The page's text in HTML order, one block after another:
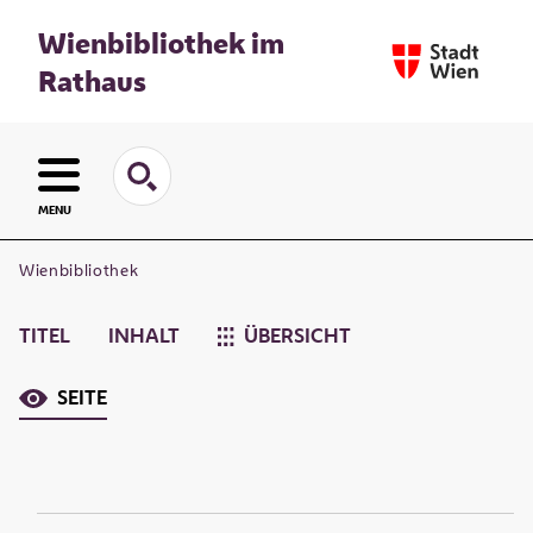
Wienbibliothek im
Rathaus
MENU
Wienbibliothek
TITEL INHALT ÜBERSICHT
SEITE